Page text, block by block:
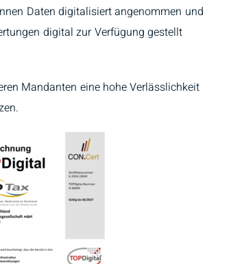
Daten digitalisiert angenommen und
digital zur Verfügung gestellt
Mandanten eine hohe Verlässlichkeit